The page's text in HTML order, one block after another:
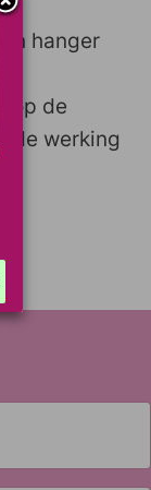
hanger
op de
de werking